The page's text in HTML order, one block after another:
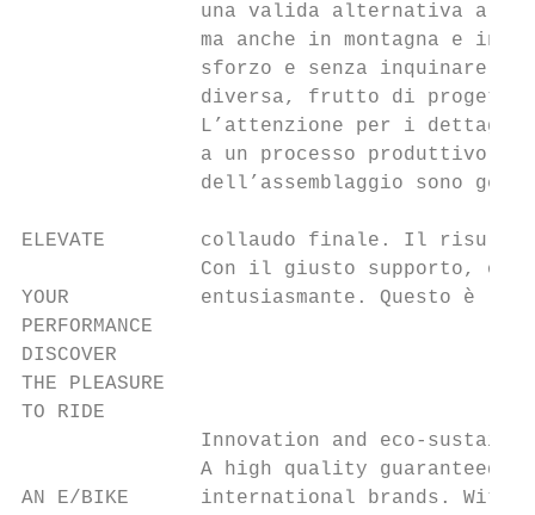
una valida alternativa a
ma anche in montagna e in
sforzo e senza inquinare
diversa, frutto di progetti
L’attenzione per i
a un processo produttivo
dell’assemblaggio sono
ELEVATE        collaudo finale. Il
Con il giusto supporto,
YOUR           entusiasmante. Questo è la
PERFORMANCE
DISCOVER
THE PLEASURE
TO RIDE
Innovation and eco-
A high quality guaranteed
AN E/BIKE      international brands.